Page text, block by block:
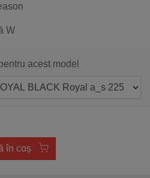
W
acest model
în coș